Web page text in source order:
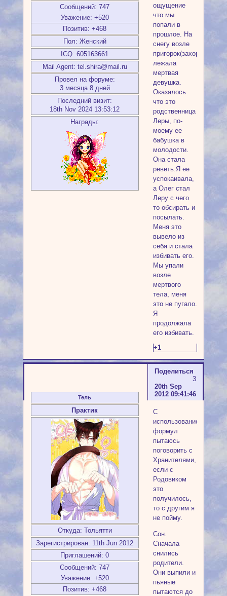
Сообщений: 747
Уважение: +520
Позитив: +468
Пол: Женский
ICQ: 605163661
Mail Agent: tel.shira@mail.ru
Провел на форуме:
3 месяца 8 дней
Последний визит:
18th Nov 2024 13:53:12
Награды:
ощущение
что мы
попали в
прошлое. На
снегу возле
пригорок(захоронений)
лежала
мертвая
девушка.
Оказалось
что это
родственница
Леры, по-
моему ее
бабушка в
молодости.
Она стала
реветь.Я ее
успокаивала,
а Олег стал
Леру с чего
то обсирать и
посылать.
Меня это
вывело из
себя и стала
избивать его.
Мы упали
возле
мертвого
тела, меня
это не пугало.
Я
продолжала
его избивать.
+1
Поделиться
3
20th Sep
2012 09:41:46
Тель
Практик
Откуда: Тольятти
Зарегистрирован: 11th Jun 2012
Приглашений: 0
Сообщений: 747
Уважение: +520
Позитив: +468
С
использованием
формул
пытаюсь
поговорить с
Хранителями,
если с
Родовиком
это
получилось,
то с другим я
не пойму.
Сон.
Сначала
снились
родители.
Они выпили и
пьяные
пытаются до